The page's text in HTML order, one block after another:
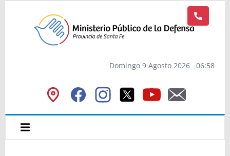
Domingo 9 Agosto 2026 06:58